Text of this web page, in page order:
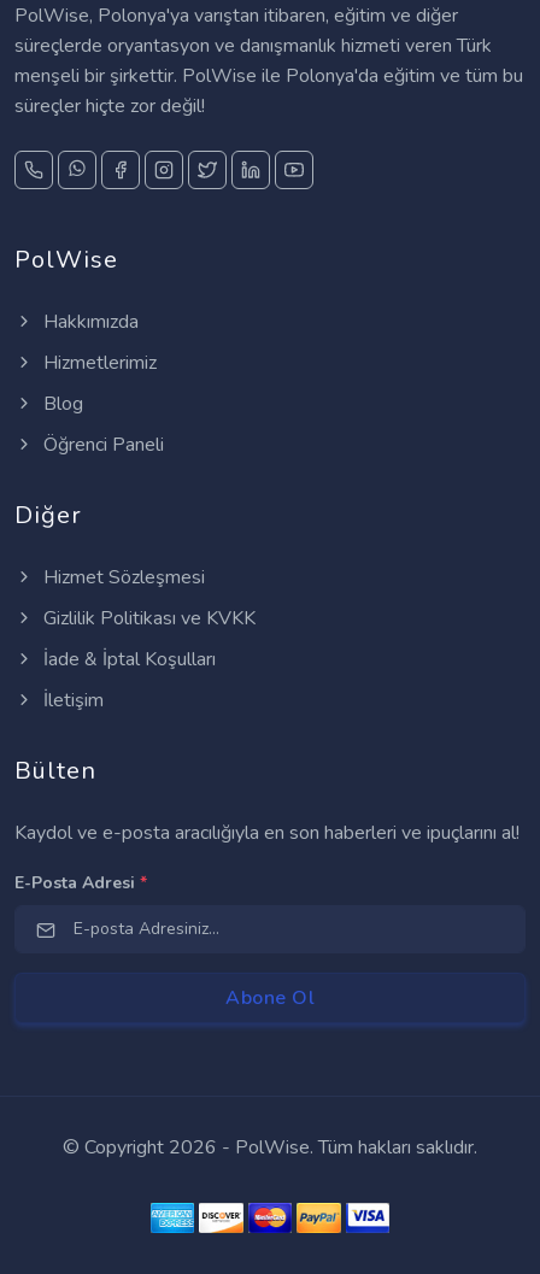
PolWise, Polonya'ya varıştan itibaren, eğitim ve diğer
süreçlerde oryantasyon ve danışmanlık hizmeti veren Türk
menşeli bir şirkettir. PolWise ile Polonya'da eğitim ve tüm bu
süreçler hiçte zor değil!
PolWise
Hakkımızda
Hizmetlerimiz
Blog
Öğrenci Paneli
Diğer
Hizmet Sözleşmesi
Gizlilik Politikası ve KVKK
İade & İptal Koşulları
İletişim
Bülten
Kaydol ve e-posta aracılığıyla en son haberleri ve ipuçlarını al!
E-Posta Adresi *
© Copyright 2026 - PolWise. Tüm hakları saklıdır.